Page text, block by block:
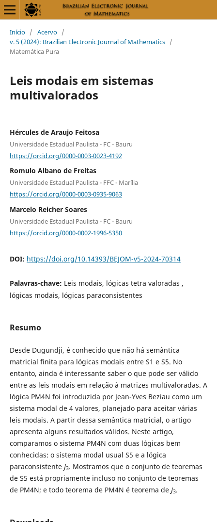
Início / Acervo /
v. 5 (2024): Brazilian Electronic Journal of Mathematics /
Matemática Pura
Leis modais em sistemas
multivalorados
Hércules de Araujo Feitosa
Universidade Estadual Paulista - FC - Bauru
https://orcid.org/0000-0003-0023-4192
Romulo Albano de Freitas
Universidade Estadual Paulista - FFC - Marília
https://orcid.org/0000-0003-0935-9063
Marcelo Reicher Soares
Universidade Estadual Paulista - FC - Bauru
https://orcid.org/0000-0002-1996-5350
DOI: https://doi.org/10.14393/BEJOM-v5-2024-70314
Palavras-chave: Leis modais, lógicas tetra valoradas ,
lógicas modais, lógicas paraconsistentes
Resumo
Desde Dugundji, é conhecido que não há semântica
matricial finita para lógicas modais entre S1 e S5. No
entanto, ainda é interessante saber o que pode ser válido
entre as leis modais em relação à matrizes multivaloradas. A
lógica PM4N foi introduzida por Jean-Yves Beziau como um
sistema modal de 4 valores, planejado para aceitar várias
leis modais. A partir dessa semântica matricial, o artigo
apresenta alguns resultados válidos. Neste artigo,
comparamos o sistema PM4N com duas lógicas bem
conhecidas: o sistema modal usual S5 e a lógica
paraconsistente J3. Mostramos que o conjunto de teoremas
de S5 está propriamente incluso no conjunto de teoremas
de PM4N; e todo teorema de PM4N é teorema de J3.